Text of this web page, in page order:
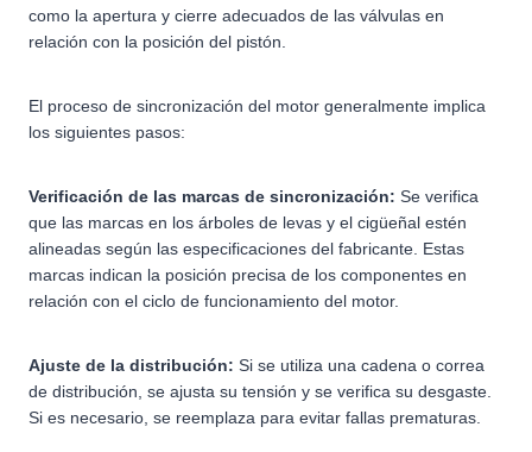
como la apertura y cierre adecuados de las válvulas en
relación con la posición del pistón.
El proceso de sincronización del motor generalmente implica
los siguientes pasos:
Verificación de las marcas de sincronización: Se verifica
que las marcas en los árboles de levas y el cigüeñal estén
alineadas según las especificaciones del fabricante. Estas
marcas indican la posición precisa de los componentes en
relación con el ciclo de funcionamiento del motor.
Ajuste de la distribución: Si se utiliza una cadena o correa
de distribución, se ajusta su tensión y se verifica su desgaste.
Si es necesario, se reemplaza para evitar fallas prematuras.